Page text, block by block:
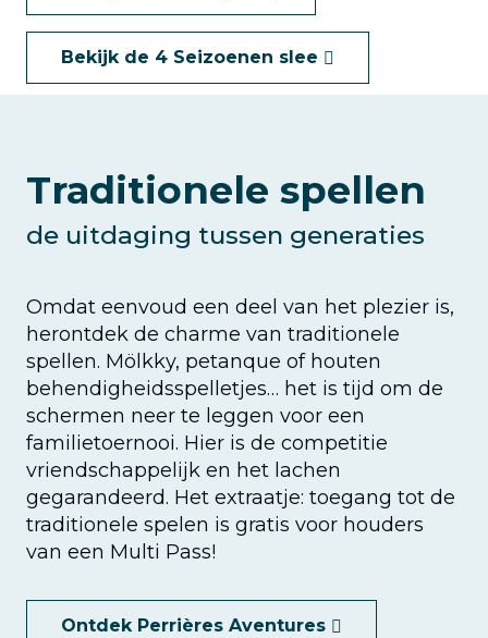
Bekijk de 4 Seizoenen slee
Traditionele spellen
de uitdaging tussen generaties
Omdat eenvoud een deel van het plezier is,
herontdek de charme van traditionele
spellen. Mölkky, petanque of houten
behendigheidsspelletjes… het is tijd om de
schermen neer te leggen voor een
familietoernooi. Hier is de competitie
vriendschappelijk en het lachen
gegarandeerd. Het extraatje: toegang tot de
traditionele spelen is gratis voor houders
van een Multi Pass!
Ontdek Perrières Aventures